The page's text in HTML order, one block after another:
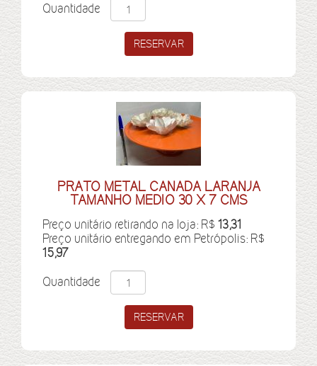
Quantidade
PRATO METAL CANADA LARANJA
TAMANHO MEDIO 30 X 7 CMS
Preço unitário retirando na loja: R$ 13,31
Preço unitário entregando em Petrópolis: R$
15,97
Quantidade